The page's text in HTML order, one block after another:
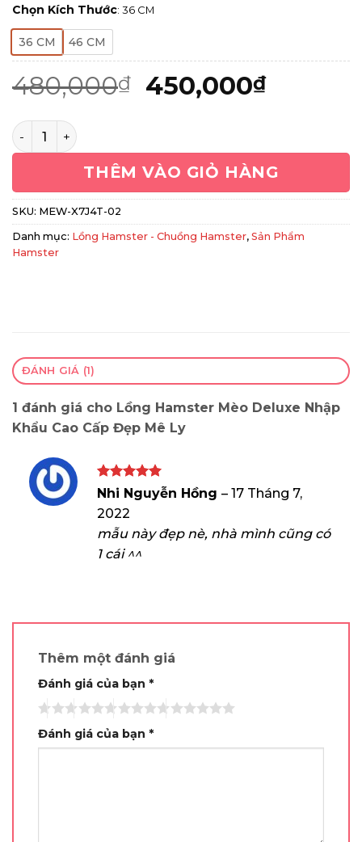
Chọn Kích Thước: 36 CM
36 CM 46 CM
480,000₫
Giá
480,000₫.
450,000₫Giá
là:
Lồng Hamster Mèo Deluxe Nhập Khẩu Cao Cấp Đẹp Mê
THÊM VÀO GIỎ HÀNG
SKU: MEW-X7J4T-02
Danh mục: Lồng Hamster - Chuồng Hamster, Sản Phẩm
Hamster
ĐÁNH GIÁ (1)
1 đánh giá cho Lồng Hamster Mèo Deluxe Nhập
Khẩu Cao Cấp Đẹp Mê Ly
Được xếp
55
sao
Nhi Nguyễn Hồng – 17 Tháng 7,
2022
mẫu này đẹp nè, nhà mình cũng có
1 cái ^^
Thêm một đánh giá
Đánh giá của bạn *
Đánh giá của bạn *